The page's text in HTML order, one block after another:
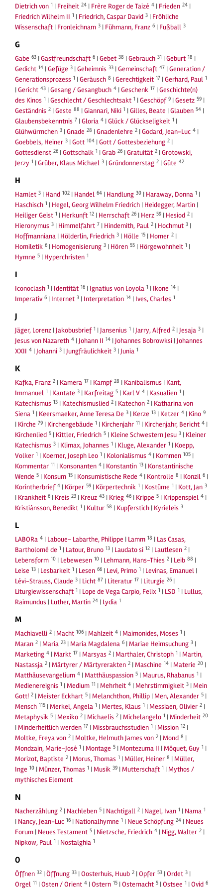
Dietrich von 1 | Freiheit 24 | Frère Roger de Taizé 4 | Frieden 24 |
Friedrich Wilhelm II 1 | Friedrich, Caspar David 3 | Fröhliche
Wissenschaft | Fronleichnam 3 | Fühmann, Franz 6 | Fußball 3
G
Gabe 63 |Gastfreundschaft 6 |Gebet 38 |Gebrauch 31 |Geburt 18 |
Gedicht 14 |Gefüge 3 |Geheimnis 33 |Gemeinschaft 47 |Generation /
Generationsprozess 1 |Geräusch 8 |Gerechtigkeit 17 |Gerhard, Paul 1
|Gericht 43 |Gesang / Gesangbuch 4 |Geschenk 17 |Geschichte(n)
des Kinos 1 |Geschlecht / Geschlechtsakt 1 |Geschöpf 9 |Gesetz 59 |
Geständnis 2 |Geste 88 |Giannari, Niki 1 |Gilles, Beate |Glauben 54 |
Glaubensbekenntnis 7 |Gloria 4 |Glück / Glückseligkeit 1 |
Glühwürmchen 3 |Gnade 28 |Gnadenlehre 2 |Godard, Jean-Luc 4 |
Goebbels, Heiner 3 |Gott 104 |Gott / Gottesbeziehung 2 |
Gottesdienst 26 |Gottschalk 1 |Grab 26 |Gratuität 2 |Grotowski,
Jerzy 1 |Grüber, Klaus Michael 3 |Gründonnerstag 2 |Güte 42
H
Hamlet 3 | Hand 102 | Handel 64 | Handlung 30 | Haraway, Donna 1 |
Haschisch 1 | Hegel, Georg Wilhelm Friedrich | Heidegger, Martin |
Heiliger Geist 1 | Herkunft 12 | Herrschaft 26 | Herz 59 | Hesiod 2 |
Hieronymus 3 | Himmelfahrt 7 | Hindemith, Paul 2 | Hochmut 3 |
Hoffmanniana | Hölderlin, Friedrich 3 | Hölle 15 | Homer 2 |
Homiletik 6 | Homogenisierung 3 | Hören 55 | Hörgewohnheit 1 |
Hymne 5 | Hyperchristen 1
I
Iconoclash 1 | Identität 16 | Ignatius von Loyola 1 | Ikone 14 |
Imperativ 6 | Internet 3 | Interpretation 14 | Ives, Charles 1
J
Jäger, Lorenz | Jakobusbrief 1 | Jansenius 1 | Jarry, Alfred 2 | Jesaja 3 |
Jesus von Nazareth 4 | Johann II 14 | Johannes Bobrowksi | Johannes
XXII 4 | Johanni 3 | Jungfräulichkeit 3 | Junia 1
K
Kafka, Franz 2 | Kamera 17 | Kampf 28 | Kanibalismus | Kant,
Immanuel 1 | Kantate 3 | Karfreitag 5 | Karl V 4 | Kasualien 1 |
Katechismus 13 | Katechismuslied 2 | Katechon 2 | Katharina von
Siena 1 | Keersmaeker, Anne Teresa De 3 | Kerze 13 | Ketzer 4 | Kino 9
| Kirche 79 | Kirchengebäude 1 | Kirchenjahr 11 | Kirchenjahr, Bericht 4 |
Kirchenlied 5 | Kittler, Friedrich 5 | Kleine Schwestern Jesu 3 | Kleiner
Katechismus 3 | Klimax, Johannes 1 | Kluge, Alexander 1 | Koepp,
Volker 1 | Koerner, Joseph Leo 1 | Kolonialismus 4 | Kommen 105 |
Kommentar 11 | Konsonanten 4 | Konstantin 13 | Konstantinische
Wende 5 | Konsum 15 | Konsumistische Rede 4 | Kontrolle 8 | Konzil 6 |
Korintherbrief 4 | Körper 59 | Körpertechnik 1 | Kostüme 1 | Kott, Jan 3
| Krankheit 6 | Kreis 23 | Kreuz 43 | Krieg 46 | Krippe 5 | Krippenspiel 4 |
Kristiánsson, Benedikt 1 | Kultur 58 | Kupferstich | Kyrieleis 3
L
LABORa 4 | Laboue- Labarthe, Philippe | Lamm 18 | Las Casas,
Bartholomé de 1 | Latour, Bruno 13 | Laudato si 12 | Lautlesen 2 |
Lebensform 10 | Lebewesen 10 | Lehmann, Hans-Thies 2 | Leib 88 |
Leise 13 | Lesbarkeit 1 | Lesen 66 | Levi, Primo 1 | Levinas, Emanuel |
Lévi-Strauss, Claude 3 | Licht 87 | Literatur 17 | Liturgie 26 |
Liturgiewissenschaft 1 | Lope de Vega Carpio, Felix 1 | LSD 1 | Lullus,
Raimundus | Luther, Martin 24 | Lydia 1
M
Machiavelli 2 | Macht 106 | Mahlzeit 4 | Maimonides, Moses 1 |
Maran 2 | Maria 23 | Maria Magdalena 6 | Mariae Heimsuchung 3 |
Marketing 4 | Markt 17 | Marsyas 2 | Marthaler, Christoph 1 | Martin,
Nastassja 2 | Märtyrer / Märtyrerakten 2 | Maschine 14 | Materie 20 |
Matthäusevangelium 4 | Matthäuspassion 5 | Maurus, Rhabanus 1 |
Medienereignis 1 | Medium 11 | Mehrheit 4 | Mehrstimmigkeit 3 | Mein
Gott! 2 | Meister Eckhart 5 | Melanchthon, Phillip | Men, Alexander 5 |
Mensch 115 | Merkel, Angela 1 | Mertes, Klaus 1 | Messiaen, Olivier 2 |
Metaphysik 5 | Mexiko 2 | Michaelis 2 | Michelangelo 1 | Minderheit 20
| Minderheitlich werden 17 | Missbrauchsstudien 1 | Mission 12 |
Moltke, Freya von 2 | Moltke, Helmuth James von 2 | Mond 8 |
Mondzain, Marie-José 1 | Montage 5 | Montezuma II | Môquet, Guy 1 |
Morizot, Baptiste 2 | Morus, Thomas 1 | Müller, Heiner 8 | Müller,
Inge 10 | Münzer, Thomas 1 | Musik 39 | Mutterschaft 1 | Mythos /
mythisches Element
N
Nacherzählung 2 | Nachleben 5 | Nachtigall 2 | Nagel, Ivan 1 | Nama 1
| Nancy, Jean-Luc 16 | Nationalhymne 1 | Neue Schöpfung 24 | Neues
Forum | Neues Testament 5 | Nietzsche, Friedrich 4 | Nigg, Walter 2 |
Nipkow, Paul 1 | Nostalghia 1
O
Öffnen 32 |Öffnung 33 |Oosterhuis, Huub 2 |Opfer 53 |Ordet 3 |
Orgel 11 |Osten / Orient 4 |Ostern 15 |Osternacht 5 |Ostsee 1 |Ovid 6